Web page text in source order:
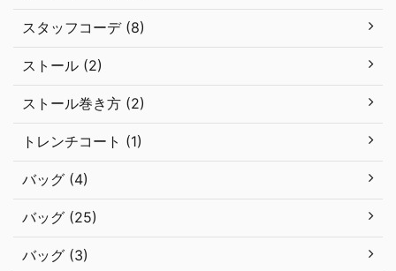
スタッフコーデ (8)
ストール (2)
ストール巻き方 (2)
トレンチコート (1)
バッグ (4)
バッグ (25)
バッグ (3)